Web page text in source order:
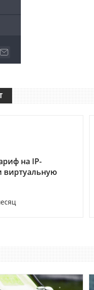
на IP-
виртуальную